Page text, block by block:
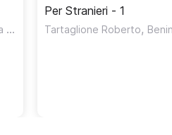
Per Stranieri - 1
Tartaglione Roberto,